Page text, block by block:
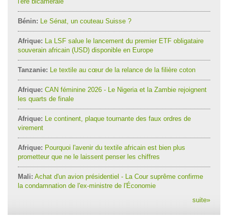
Bénin: Le Sénat, un couteau Suisse ?
Afrique: La LSF salue le lancement du premier ETF obligataire
souverain africain (USD) disponible en Europe
Tanzanie: Le textile au cœur de la relance de la filière coton
Afrique: CAN féminine 2026 - Le Nigeria et la Zambie rejoignent
les quarts de finale
Afrique: Le continent, plaque tournante des faux ordres de
virement
Afrique: Pourquoi l'avenir du textile africain est bien plus
prometteur que ne le laissent penser les chiffres
Mali: Achat d'un avion présidentiel - La Cour suprême confirme
la condamnation de l'ex-ministre de l'Économie
suite»